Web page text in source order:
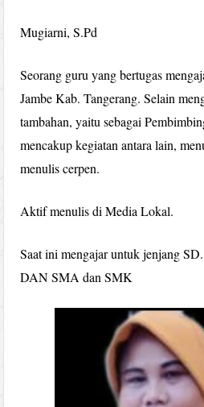
Mugiarni, S.Pd
Seorang guru yang bertugas
Jambe Kab. Tangerang. Selain
tambahan, yaitu sebagai
mencakup kegiatan antara lain,
menulis cerpen.
Aktif menulis di Media Lokal.
Saat ini mengajar untuk jenjang
DAN SMA dan SMK